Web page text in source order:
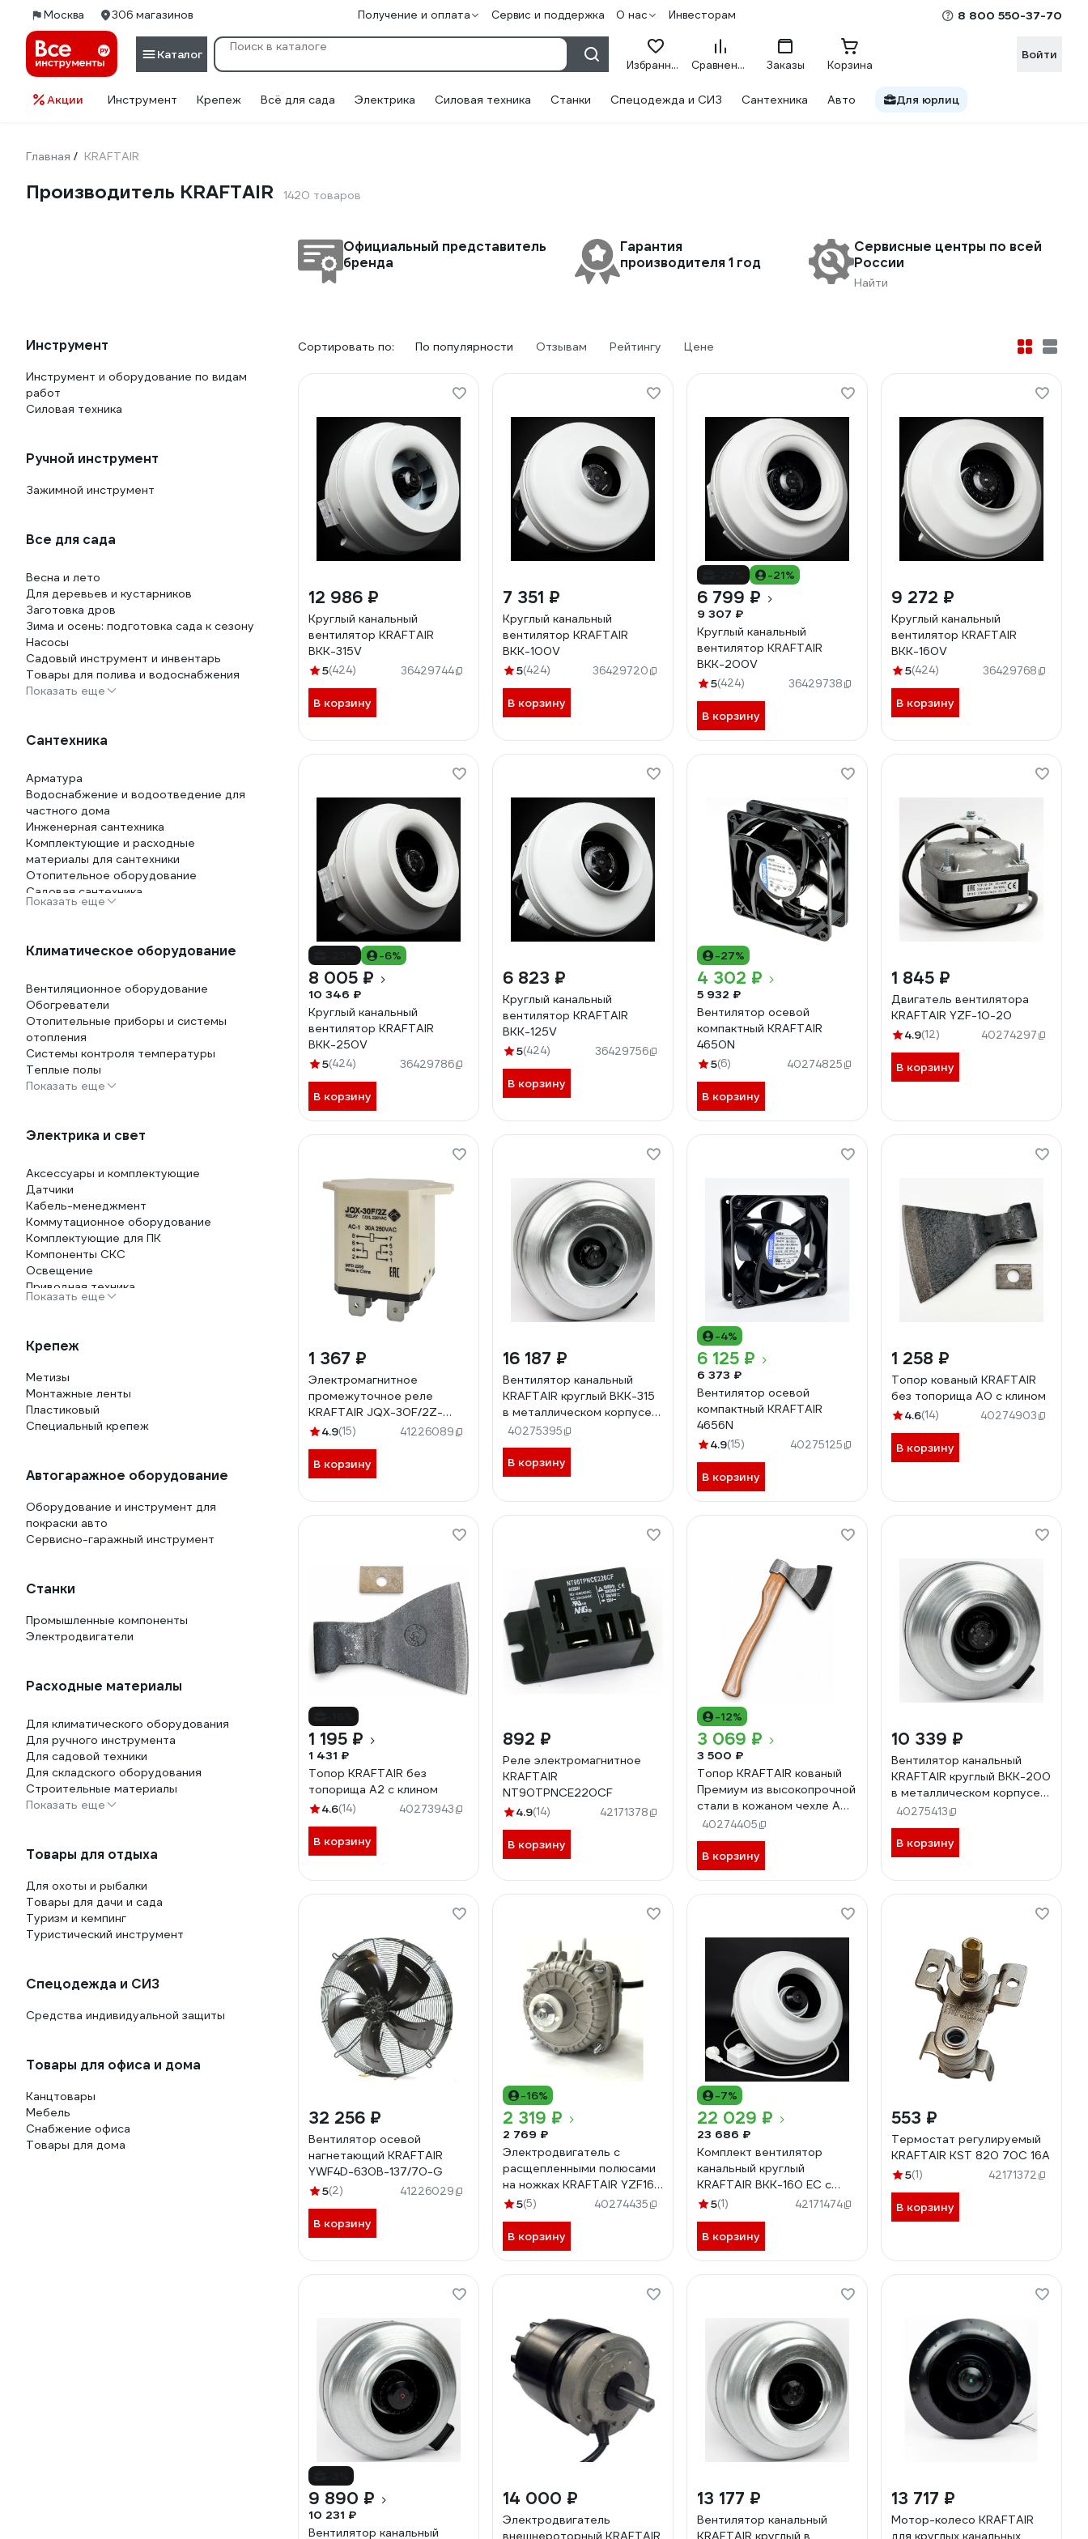
Москва 306 магазинов Получение и оплата Сервис и поддержка О нас Инвесторам 8 800 550-37-70
Каталог
Избранное Сравнение Заказы Корзина
Войти
Акции Инструмент Крепеж Всё для сада Электрика Силовая техника Станки Спецодежда и СИЗ Сантехника Авто Для юрлиц
Главная / KRAFTAIR
Производитель KRAFTAIR 1420 товаров
Официальный представитель
бренда
Гарантия
производителя 1 год
Сервисные центры по всей
России
Найти
Инструмент
Инструмент и оборудование по видам
работ
Силовая техника
Ручной инструмент
Зажимной инструмент
Все для сада
Весна и лето
Для деревьев и кустарников
Заготовка дров
Зима и осень: подготовка сада к сезону
Насосы
Садовый инструмент и инвентарь
Товары для полива и водоснабжения
Показать еще
Сантехника
Арматура
Водоснабжение и водоотведение для
частного дома
Инженерная сантехника
Комплектующие и расходные
материалы для сантехники
Отопительное оборудование
Садовая сантехника
Фитинги
Показать еще
Климатическое оборудование
Вентиляционное оборудование
Обогреватели
Отопительные приборы и системы
отопления
Системы контроля температуры
Теплые полы
Показать еще
Электрика и свет
Аксессуары и комплектующие
Датчики
Кабель-менеджмент
Коммутационное оборудование
Комплектующие для ПК
Компоненты СКС
Освещение
Приводная техника
Системы безопасности и умный дом
Устройства электропитания
Электротовары
Показать еще
Крепеж
Метизы
Монтажные ленты
Пластиковый
Специальный крепеж
Автогаражное оборудование
Оборудование и инструмент для
покраски авто
Сервисно-гаражный инструмент
Станки
Промышленные компоненты
Электродвигатели
Расходные материалы
Для климатического оборудования
Для ручного инструмента
Для садовой техники
Для складского оборудования
Строительные материалы
Показать еще
Товары для отдыха
Для охоты и рыбалки
Товары для дачи и сада
Туризм и кемпинг
Туристический инструмент
Спецодежда и СИЗ
Средства индивидуальной защиты
Товары для офиса и дома
Канцтовары
Мебель
Снабжение офиса
Товары для дома
Сортировать по: По популярности Отзывам Рейтингу Цене
12 986 ₽
Круглый канальный
вентилятор KRAFTAIR
ВКК-315V
5(424) 36429744
В корзину
7 351 ₽
Круглый канальный
вентилятор KRAFTAIR
ВКК-100V
5(424) 36429720
В корзину
-21%
6 799 ₽
9 307 ₽
Круглый канальный
вентилятор KRAFTAIR
ВКК-200V
5(424) 36429738
В корзину
9 272 ₽
Круглый канальный
вентилятор KRAFTAIR
ВКК-160V
5(424) 36429768
В корзину
-6%
8 005 ₽
10 346 ₽
Круглый канальный
вентилятор KRAFTAIR
ВКК-250V
5(424) 36429786
В корзину
6 823 ₽
Круглый канальный
вентилятор KRAFTAIR
ВКК-125V
5(424) 36429756
В корзину
-27%
4 302 ₽
5 932 ₽
Вентилятор осевой
компактный KRAFTAIR
4650N
5(6) 40274825
В корзину
1 845 ₽
Двигатель вентилятора
KRAFTAIR YZF-10-20
4.9(12) 40274297
В корзину
1 367 ₽
Электромагнитное
промежуточное реле
KRAFTAIR JQX-30F/2Z-
220VAC
4.9(15) 41226089
В корзину
16 187 ₽
Вентилятор канальный
KRAFTAIR круглый ВКК-315
в металлическом корпусе
ВКК-315М
40275395
В корзину
-4%
6 125 ₽
6 373 ₽
Вентилятор осевой
компактный KRAFTAIR
4656N
4.9(15) 40275125
В корзину
1 258 ₽
Топор кованый KRAFTAIR
без топорища А0 с клином
4.6(14) 40274903
В корзину
1 195 ₽
1 431 ₽
Топор KRAFTAIR без
топорища А2 с клином
4.6(14) 40273943
В корзину
892 ₽
Реле электромагнитное
KRAFTAIR
NT90TPNCE220CF
4.9(14) 42171378
В корзину
-12%
3 069 ₽
3 500 ₽
Топор KRAFTAIR кованый
Премиум из высокопрочной
стали в кожаном чехле А0
Премиум-К
40274405
В корзину
10 339 ₽
Вентилятор канальный
KRAFTAIR круглый ВКК-200
в металлическом корпусе
ВКК-200М
40275413
В корзину
32 256 ₽
Вентилятор осевой
нагнетающий KRAFTAIR
YWF4D-630B-137/70-G
5(2) 41226029
В корзину
-16%
2 319 ₽
2 769 ₽
Электродвигатель с
расщепленными полюсами
на ножках KRAFTAIR YZF16-
25-26
5(5) 40274435
В корзину
-7%
22 029 ₽
23 686 ₽
Комплект вентилятор
канальный круглый
KRAFTAIR ВКК-160 EC с
регулятором скорости
5(1) 42171474
В корзину
553 ₽
Термостат регулируемый
KRAFTAIR KST 820 70C 16A
5(1) 42171372
В корзину
9 890 ₽
10 231 ₽
Вентилятор канальный
14 000 ₽
Электродвигатель
внешнероторный KRAFTAIR
13 177 ₽
Вентилятор канальный
KRAFTAIR круглый в
13 717 ₽
Мотор-колесо KRAFTAIR
для круглых канальных